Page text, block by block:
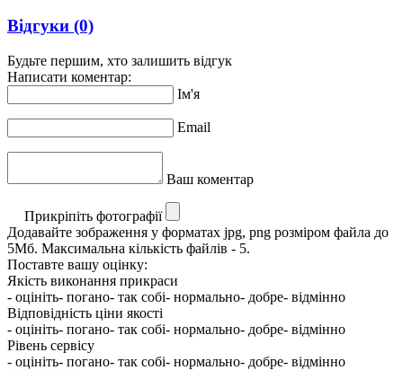
Відгуки (0)
Будьте першим, хто залишить відгук
Написати коментар:
Ім'я
Email
Ваш коментар
Прикріпіть фотографії
Додавайте зображення у форматах jpg, png розміром файла до
5Мб. Максимальна кількість файлів - 5.
Поставте вашу оцінку:
Якість виконання прикраси
- оцініть- погано- так собі- нормально- добре- відмінно
Відповідність ціни якості
- оцініть- погано- так собі- нормально- добре- відмінно
Рівень сервісу
- оцініть- погано- так собі- нормально- добре- відмінно